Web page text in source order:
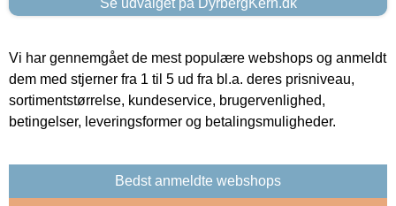
Vi har gennemgået de mest populære webshops og anmeldt
dem med stjerner fra 1 til 5 ud fra bl.a. deres prisniveau,
sortimentstørrelse, kundeservice, brugervenlighed,
betingelser, leveringsformer og betalingsmuligheder.
Bedst anmeldte webshops